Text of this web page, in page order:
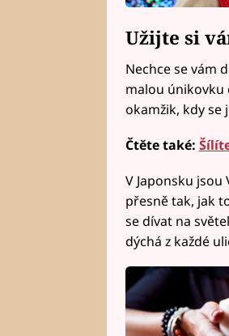
Užijte si
Nechce se vám
malou únikovku
okamžik, kdy se
Čtěte také:
V Japonsku
přesně tak, jak
se dívat na
dýchá z každé